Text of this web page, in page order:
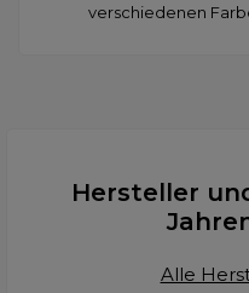
verschiedenen
Hersteller
Alle